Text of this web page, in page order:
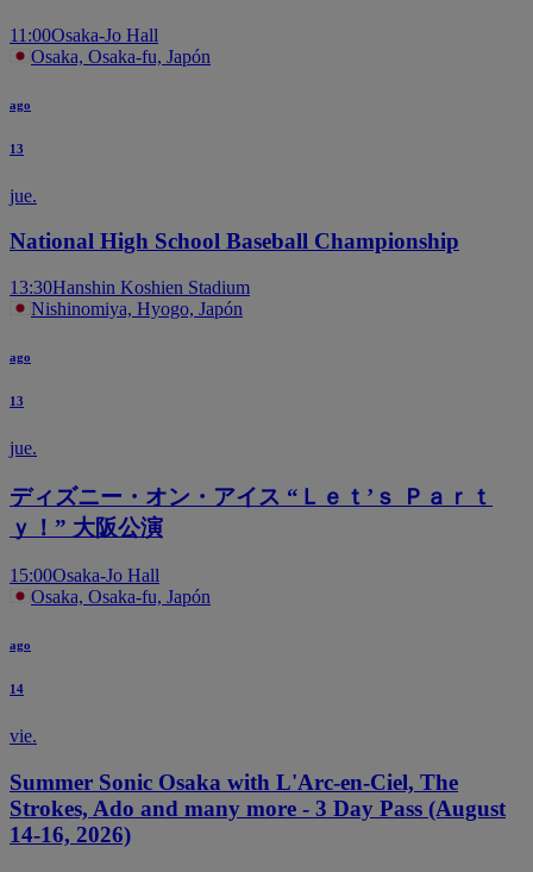
11:00Osaka-Jo Hall
Osaka, Osaka-fu, Japón
ago
13
jue.
National High School Baseball Championship
13:30Hanshin Koshien Stadium
Nishinomiya, Hyogo, Japón
ago
13
jue.
ディズニー・オン・アイス “Ｌｅｔ’ｓ Ｐａｒｔ
ｙ！” 大阪公演
15:00Osaka-Jo Hall
Osaka, Osaka-fu, Japón
ago
14
vie.
Summer Sonic Osaka with L'Arc-en-Ciel, The
Strokes, Ado and many more - 3 Day Pass (August
14-16, 2026)